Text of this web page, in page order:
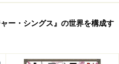
ャー・シングス』の世界を構成す